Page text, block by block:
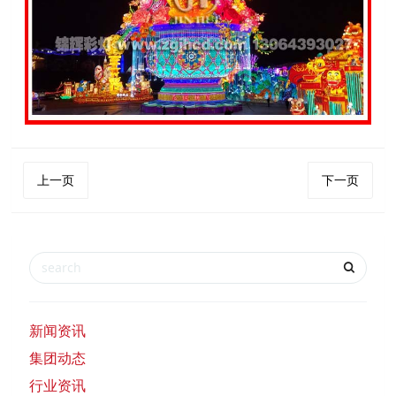
上一页 下一页
新闻资讯
集团动态
行业资讯